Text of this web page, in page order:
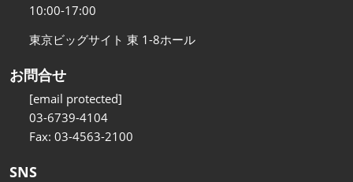
10:00-17:00
東京ビッグサイト 東 1-8ホール
お問合せ
[email protected]
03-6739-4104
Fax: 03-4563-2100
SNS